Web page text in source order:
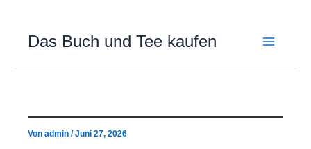
InhaltDas Buch und Tee kaufen
Von admin /Juni 27, 2026